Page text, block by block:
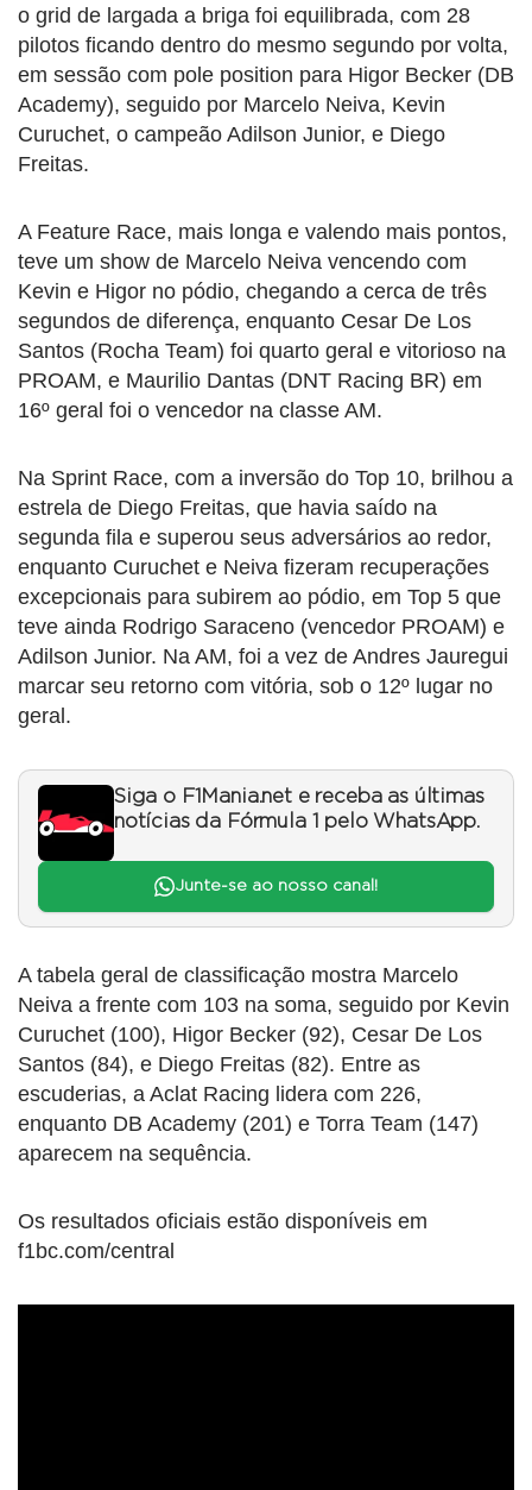
o grid de largada a briga foi equilibrada, com 28
pilotos ficando dentro do mesmo segundo por volta,
em sessão com pole position para Higor Becker (DB
Academy), seguido por Marcelo Neiva, Kevin
Curuchet, o campeão Adilson Junior, e Diego
Freitas.
A Feature Race, mais longa e valendo mais pontos,
teve um show de Marcelo Neiva vencendo com
Kevin e Higor no pódio, chegando a cerca de três
segundos de diferença, enquanto Cesar De Los
Santos (Rocha Team) foi quarto geral e vitorioso na
PROAM, e Maurilio Dantas (DNT Racing BR) em
16º geral foi o vencedor na classe AM.
Na Sprint Race, com a inversão do Top 10, brilhou a
estrela de Diego Freitas, que havia saído na
segunda fila e superou seus adversários ao redor,
enquanto Curuchet e Neiva fizeram recuperações
excepcionais para subirem ao pódio, em Top 5 que
teve ainda Rodrigo Saraceno (vencedor PROAM) e
Adilson Junior. Na AM, foi a vez de Andres Jauregui
marcar seu retorno com vitória, sob o 12º lugar no
geral.
Siga o F1Mania.net e receba as últimas
notícias da Fórmula 1 pelo WhatsApp.
Junte-se ao nosso canal!
A tabela geral de classificação mostra Marcelo
Neiva a frente com 103 na soma, seguido por Kevin
Curuchet (100), Higor Becker (92), Cesar De Los
Santos (84), e Diego Freitas (82). Entre as
escuderias, a Aclat Racing lidera com 226,
enquanto DB Academy (201) e Torra Team (147)
aparecem na sequência.
Os resultados oficiais estão disponíveis em
f1bc.com/central